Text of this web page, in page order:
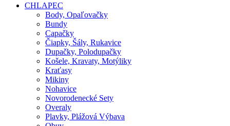
CHLAPEC
Body, Opaľovačky
Bundy
Capačky
Čiapky, Šály, Rukavice
Dupačky, Polodupačky
Košele, Kravaty, Motýliky
Kraťasy
Mikiny
Nohavice
Novorodenecké Sety
Overaly
Plavky, Plážová Výbava